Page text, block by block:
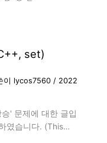
set)
이 lycos7560 / 2022
' 문제에 대한 글입
였습니다. (This…